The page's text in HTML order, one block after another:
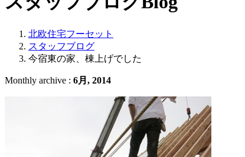
北欧住宅フーセット
スタッフブログ
今宿東の家、棟上げでした
Monthly archive : 6月, 2014